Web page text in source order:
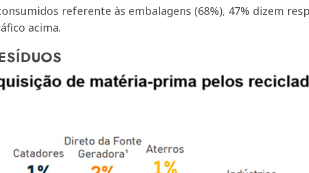
referente às embalagens (68%), 47% dizem
acima.